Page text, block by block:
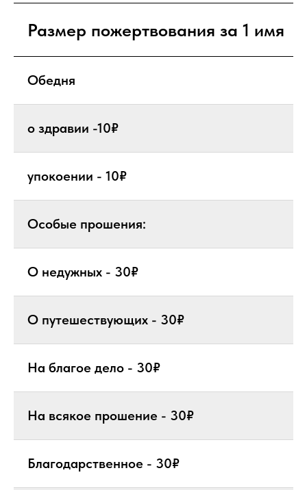
Размер пожертвования за 1 имя
Обедня
о здравии -10₽
упокоении - 10₽
Особые прошения:
О недужных - 30₽
О путешествующих - 30₽
На благое дело - 30₽
На всякое прошение - 30₽
Благодарственное - 30₽